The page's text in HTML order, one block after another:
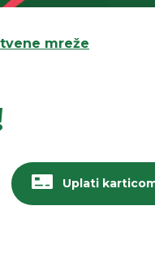
mreže
Uplati